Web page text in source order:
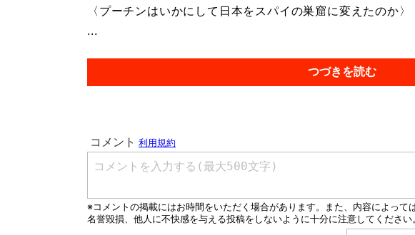
〈プーチンはいかにして日本をスパイの巣窟に変えたのか〉
...
つづきを読む